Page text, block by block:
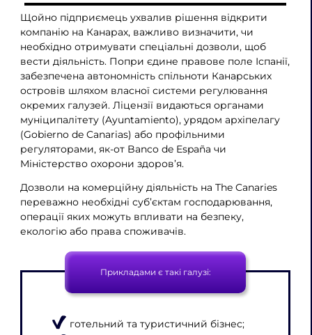
Щойно підприємець ухвалив рішення відкрити
компанію на Канарах, важливо визначити, чи
необхідно отримувати спеціальні дозволи, щоб
вести діяльність. Попри єдине правове поле Іспанії,
забезпечена автономність спільноти Канарських
островів шляхом власної системи регулювання
окремих галузей. Ліцензії видаються органами
муніципалітету (Ayuntamiento), урядом архіпелагу
(Gobierno de Canarias) або профільними
регуляторами, як-от Banco de España чи
Міністерство охорони здоров’я.
Дозволи на комерційну діяльність на The Canaries
переважно необхідні суб’єктам господарювання,
операції яких можуть впливати на безпеку,
екологію або права споживачів.
Прикладами є такі галузі:
готельний та туристичний бізнес;